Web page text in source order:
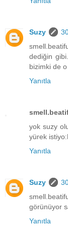
Suzy
dediğin
bizimki de
Yanıtla
yok suzy
yürek
Yanıtla
Suzy
görünüyor
Yanıtla